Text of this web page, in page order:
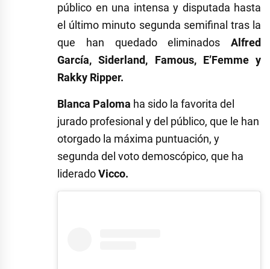
público en una intensa y disputada hasta
el último minuto segunda semifinal tras la
que han quedado eliminados Alfred
García, Siderland, Famous, E’Femme y
Rakky Ripper.
Blanca Paloma ha sido la favorita del
jurado profesional y del público, que le han
otorgado la máxima puntuación, y
segunda del voto demoscópico, que ha
lideradoVicco.